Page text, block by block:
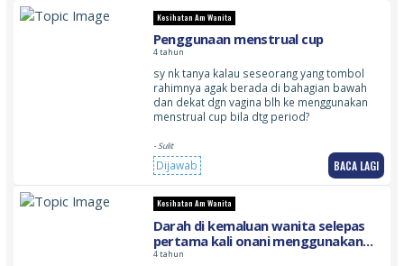
Kesihatan Am Wanita
Penggunaan menstrual cup
4 tahun
sy nk tanya kalau seseorang yang tombol
rahimnya agak berada di bahagian bawah
dan dekat dgn vagina blh ke menggunakan
menstrual cup bila dtg period?
- Sulit
Dijawab BACA LAGI
Kesihatan Am Wanita
Darah di kemaluan wanita selepas
pertama kali onani menggunakan
jari tangan
4 tahun